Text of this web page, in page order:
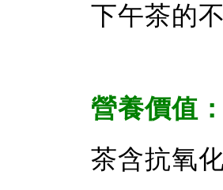
下午茶的
營養價值：
茶含抗氧